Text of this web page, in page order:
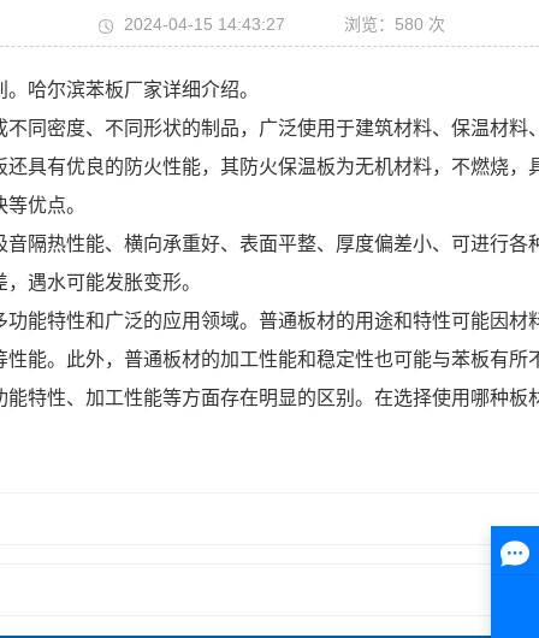
2024-04-15 14:43:27 浏览：580 次
尔滨苯板厂家详细介绍。
密度、不同形状的制品，广泛使用于建筑材料、保温材料
具有优良的防火性能，其防火保温板为无机材料，不燃烧
优点。
热性能、横向承重好、表面平整、厚度偏差小、可进行各
遇水可能发胀变形。
特性和广泛的应用领域。普通板材的用途和特性可能因材
能。此外，普通板材的加工性能和稳定性也可能与苯板有所
性、加工性能等方面存在明显的区别。在选择使用哪种板